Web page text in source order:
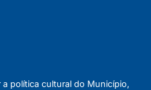
política cultural do Município,